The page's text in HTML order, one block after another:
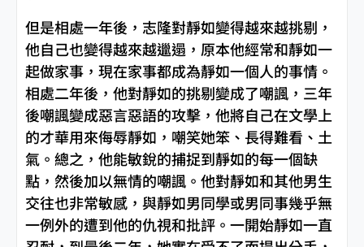
但是相處一年後，志隆對靜如變得越來越挑剔，
他自己也變得越來越邋遢，原本他經常和靜如一
起做家事，現在家事都成為靜如一個人的事情。
相處二年後，他對靜如的挑剔變成了嘲諷，三年
後嘲諷變成惡言惡語的攻擊，他將自己在文學上
的才華用來侮辱靜如，嘲笑她笨、長得難看、土
氣。總之，他能敏銳的捕捉到靜如的每一個缺
點，然後加以無情的嘲諷。他對靜如和其他男生
交往也非常敏感，與靜如男同學或男同事幾乎無
一例外的遭到他的仇視和批評。一開始靜如一直